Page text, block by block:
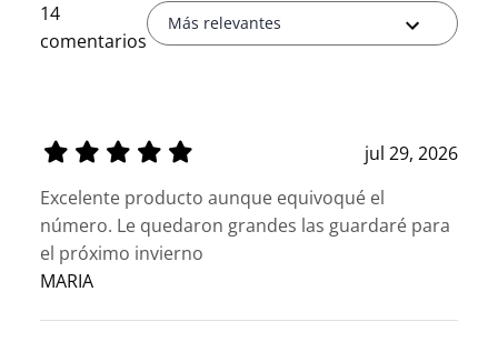
14
comentarios
Más relevantes
jul 29, 2026
Excelente producto aunque equivoqué el
número. Le quedaron grandes las guardaré para
el próximo invierno
MARIA